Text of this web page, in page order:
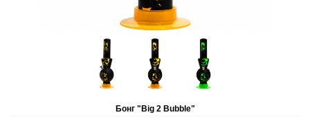
Бонг "Big 2 Bubble"